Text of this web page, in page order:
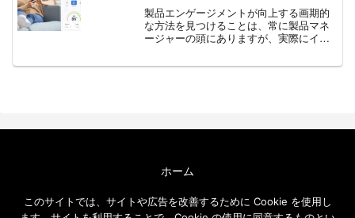
製品エンゲージメントが向上する画期的
な方法を見つけることは、常に製品マネ
ージャーの頭にありますが、実際にイン
たことのある人はどれくらいいるでしょ
ホーム
免責事項
このサイトでは、サイトや広告を改善するために Cookie を使用し